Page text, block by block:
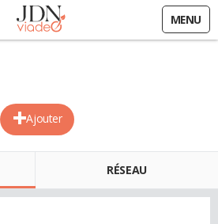
MENU
Ajouter
RÉSEAU